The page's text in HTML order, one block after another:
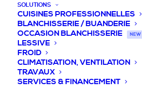
SOLUTIONS
CUISINES PROFESSIONNELLES
BLANCHISSERIE / BUANDERIE
OCCASION BLANCHISSERIE
NEW
LESSIVE
FROID
CLIMATISATION, VENTILATION
TRAVAUX
SERVICES & FINANCEMENT